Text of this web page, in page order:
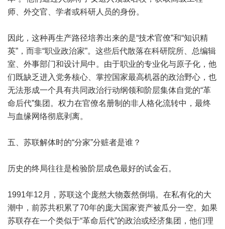
师、外交官、学者或科研人员的身份。
因此，这种再生产路径培养出来的是“技术官僚”和“知识精
英”，而非“职业政治家”。这些后代散落在科研院所、总编辑
室、外事部门和设计局中。由于职业的专业化与原子化，他
们既缺乏进入党务核心、掌控国家最高机器的政治野心，也
无法形成一个具有共同政治行动纲领和阶层集体自觉的“革
命后代”集团。权力在官僚名册制的非人格化流转中，最终
与血缘网络彻底剥离。
五、苏联解体时的“分家”分赃者是谁？
历史的终局往往是检验阶层成色最好的试金石。
1991年12月，苏联这个庞然大物轰然倒塌。在私有化的大
潮中，前苏共积累了70年的庞大国家资产被瓜分一空。如果
苏联存在一个类似于“革命后代”的政治或经济集团，他们理